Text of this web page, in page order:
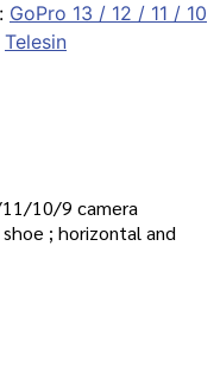
GoPro 13 / 12 / 11 / 10
Telesin
10/9 camera
; horizontal and